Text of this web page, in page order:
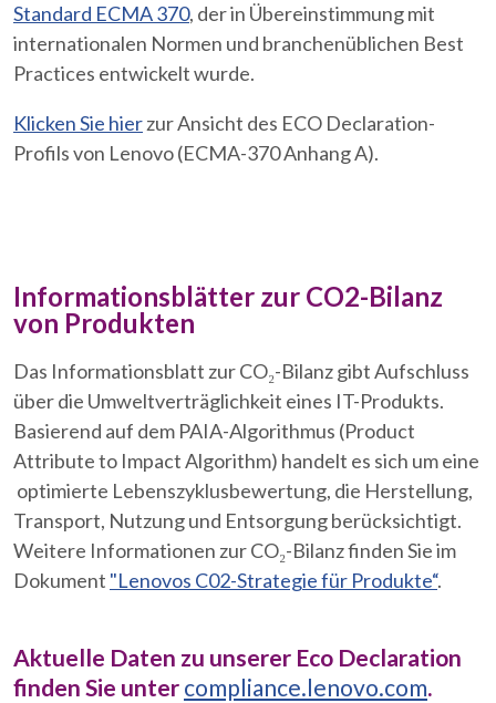
Standard ECMA 370, der in Übereinstimmung mit
internationalen Normen und branchenüblichen Best
Practices entwickelt wurde.
Klicken Sie hierzur Ansicht des ECO Declaration-
Profils von Lenovo (ECMA-370 Anhang A).
Informationsblätter zur CO2-Bilanz
von Produkten
Das Informationsblatt zur CO₂-Bilanz gibt Aufschluss
über die Umweltverträglichkeit eines IT-Produkts.
Basierend auf dem PAIA-Algorithmus (Product
Attribute to Impact Algorithm) handelt es sich um eine
optimierte Lebenszyklusbewertung, die Herstellung,
Transport, Nutzung und Entsorgung berücksichtigt.
Weitere Informationen zur CO₂-Bilanz finden Sie im
Dokument "Lenovos C02-Strategie für Produkte“.
Aktuelle Daten zu unserer Eco Declaration
finden Sie unter compliance.lenovo.com.